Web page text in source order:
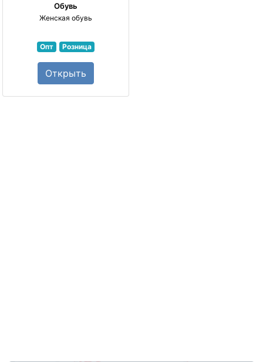
Обувь
Женская обувь
Опт Розница
Открыть
АЗС